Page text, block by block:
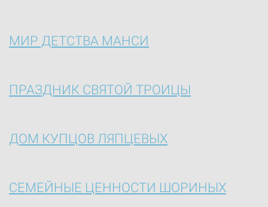
МИР ДЕТСТВА МАНСИ
ПРАЗДНИК СВЯТОЙ ТРОИЦЫ
ДОМ КУПЦОВ ЛЯПЦЕВЫХ
СЕМЕЙНЫЕ ЦЕННОСТИ ШОРИНЫХ